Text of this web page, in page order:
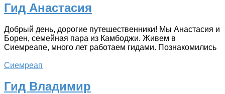
Гид Анастасия
Добрый день, дорогие путешественники! Мы Анастасия и
Борен, семейная пара из Камбоджи. Живем в
Сиемреапе, много лет работаем гидами. Познакомились
Сиемреап
Гид Владимир